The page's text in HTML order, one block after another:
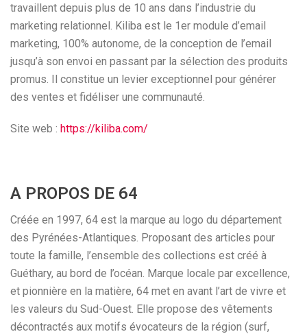
travaillent depuis plus de 10 ans dans l’industrie du
marketing relationnel. Kiliba est le 1er module d’email
marketing, 100% autonome, de la conception de l’email
jusqu’à son envoi en passant par la sélection des produits
promus. Il constitue un levier exceptionnel pour générer
des ventes et fidéliser une communauté.
Site web : https://kiliba.com/
A PROPOS DE 64
Créée en 1997, 64 est la marque au logo du département
des Pyrénées-Atlantiques. Proposant des articles pour
toute la famille, l’ensemble des collections est créé à
Guéthary, au bord de l’océan. Marque locale par excellence,
et pionnière en la matière, 64 met en avant l’art de vivre et
les valeurs du Sud-Ouest. Elle propose des vêtements
décontractés aux motifs évocateurs de la région (surf,